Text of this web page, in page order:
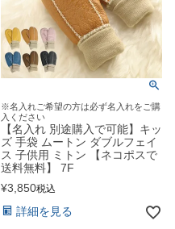
※名入れご希望の方は必ず名入れをご購
入ください
【名入れ 別途購入で可能】キッ
ズ 手袋 ムートン ダブルフェイ
ス 子供用 ミトン 【ネコポスで
送料無料】 7F
¥3,850税込
詳細を見る